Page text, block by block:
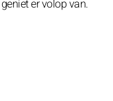
er volop van.